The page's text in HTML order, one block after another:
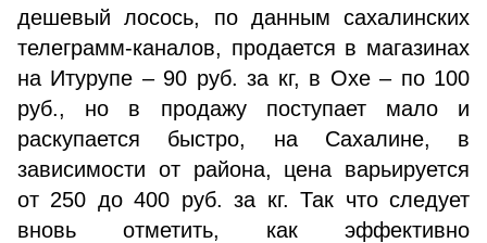
дешевый лосось, по данным сахалинских
телеграмм-каналов, продается в магазинах
на Итурупе – 90 руб. за кг, в Охе – по 100
руб., но в продажу поступает мало и
раскупается быстро, на Сахалине, в
зависимости от района, цена варьируется
от 250 до 400 руб. за кг. Так что следует
вновь отметить, как эффективно